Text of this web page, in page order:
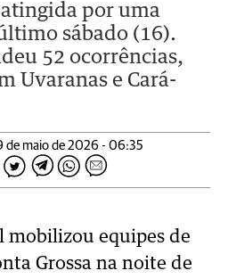
por uma
sábado (16).
52 ocorrências,
Uvaranas e Cará-
de maio de 2026 - 06:35
mobilizou equipes de
Grossa na noite de